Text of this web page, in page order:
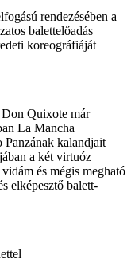
rendezésében a
balettelőadás
koreográfiáját
Don Quixote már
La Mancha
Panzának kalandjait
a két virtuóz
és mégis megható
elképesztő balett-